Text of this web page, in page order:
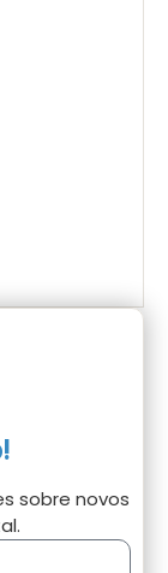
sobre novos